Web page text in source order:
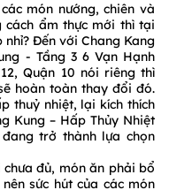
món nướng, chiên và
ẩm thực mới thì tại
Đến với Chang Kang
- Tầng 3 6 Vạn Hạnh
Quận 10 nói riêng thì
hoàn toàn thay đổi đó.
thuỷ nhiệt, lại kích thích
Kung – Hấp Thủy Nhiệt
trở thành lựa chọn
đủ, món ăn phải bổ
sức hút của các món